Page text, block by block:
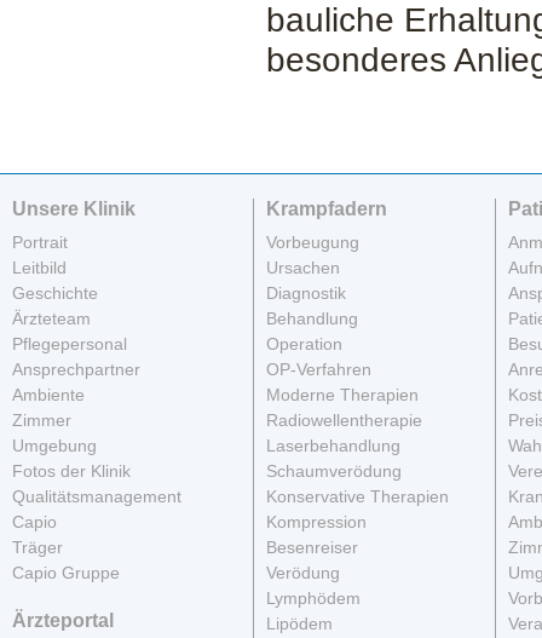
bauliche
besonderes
Unsere Klinik
Portrait
Leitbild
Geschichte
Ärzteteam
Pflegepersonal
Ansprechpartner
Ambiente
Zimmer
Umgebung
Fotos der Klinik
Qualitätsmanagement
Capio
Träger
Capio Gruppe
Ärzteportal
Krampfadern
Vorbeugung
Ursachen
Diagnostik
Behandlung
Operation
OP-Verfahren
Moderne Therapien
Radiowellentherapie
Laserbehandlung
Schaumverödung
Konservative Therapien
Kompression
Besenreiser
Verödung
Lymphödem
Lipödem